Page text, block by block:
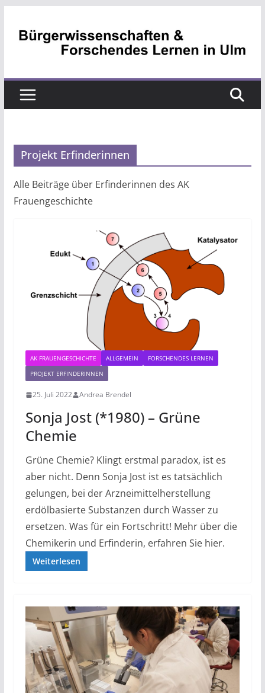
Inhalt
Projekt Erfinderinnen
Alle Beiträge über Erfinderinnen des AK
Frauengeschichte
AK FRAUENGESCHICHTE ALLGEMEIN
FORSCHENDES LERNEN
PROJEKT ERFINDERINNEN
25. Juli 2022 Andrea Brendel
Sonja Jost (*1980) – Grüne
Chemie
Grüne Chemie? Klingt erstmal paradox, ist es
aber nicht. Denn Sonja Jost ist es tatsächlich
gelungen, bei der Arzneimittelherstellung
erdölbasierte Substanzen durch Wasser zu
ersetzen. Was für ein Fortschritt! Mehr über die
Chemikerin und Erfinderin, erfahren Sie hier.
Weiterlesen